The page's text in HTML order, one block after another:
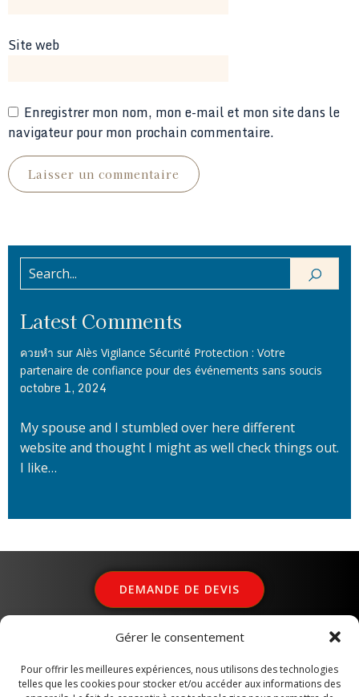
Gérer le consentement
Pour offrir les meilleures expériences, nous utilisons des technologies
telles que les cookies pour stocker et/ou accéder aux informations des
Site web
Enregistrer mon nom, mon e-mail et mon site dans le
navigateur pour mon prochain commentaire.
Latest Comments
ควยหำ sur Alès Vigilance Sécurité Protection : Votre
partenaire de confiance pour des événements sans soucis
octobre 1, 2024
My spouse and I stumbled over here different
website and thought I might as well check things out.
I like…
DEMANDE DE DEVIS
ALÈS VIGILANCE SÉCURITÉ